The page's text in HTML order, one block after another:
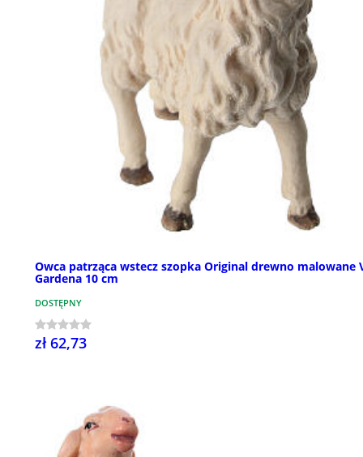
Owca patrząca wstecz szopka Original drewno malowane
Gardena 10 cm
DOSTĘPNY
zł 62,73